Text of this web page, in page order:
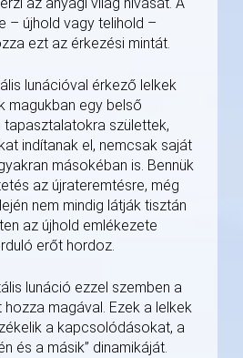
az anyagi világ hívását. A
– újhold vagy telihold –
ezt az érkezési mintát.
lunációval érkező lelkek
magukban egy belső
tapasztalatokra születtek,
indítanak el, nemcsak saját
másokéban is. Bennük
az újrateremtésre, még
nem mindig látják tisztán
az újhold emlékezete
erőt hordoz.
lunáció ezzel szemben a
magával. Ezek a lelkek
a kapcsolódásokat, a
és a másik” dinamikáját.